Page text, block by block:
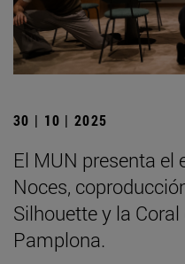
30 | 10 | 2025
El MUN presenta el
Noces,
Silhouette y la
Pamplona.